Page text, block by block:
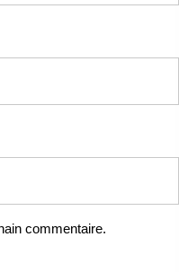
commentaire.